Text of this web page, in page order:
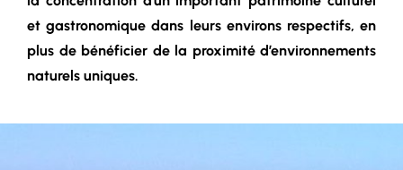
et gastronomique dans leurs environs respectifs, en
plus de bénéficier de la proximité d’environnements
naturels uniques.